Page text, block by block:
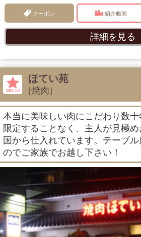
クーポン 紹介動画
詳細を見る
ほてい苑
[焼肉]
本当に美味しい肉にこだわり数
限定することなく、主人が見極
国から仕入れています。テーブ
のでご家族でお越し下さい！